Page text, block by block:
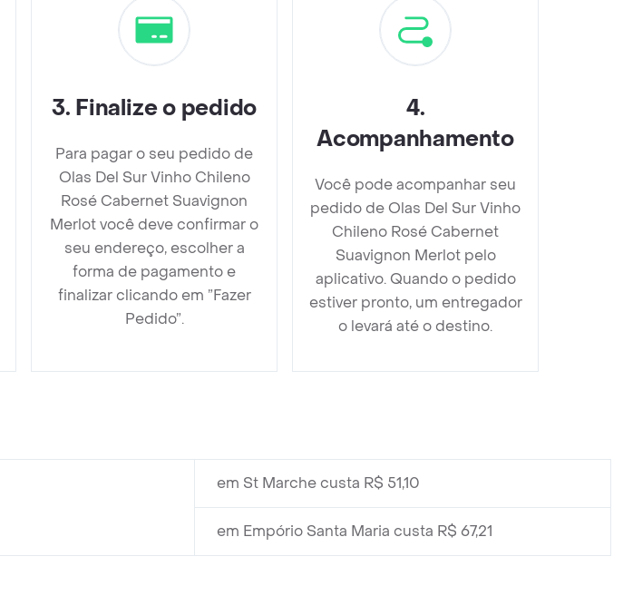
3. Finalize o pedido
Para pagar o seu pedido de
Olas Del Sur Vinho Chileno
Rosé Cabernet Suavignon
Merlot você deve confirmar o
seu endereço, escolher a
forma de pagamento e
finalizar clicando em ”Fazer
Pedido”.
4.
Acompanhamento
Você pode acompanhar seu
pedido de Olas Del Sur Vinho
Chileno Rosé Cabernet
Suavignon Merlot pelo
aplicativo. Quando o pedido
estiver pronto, um entregador
o levará até o destino.
em St Marche custa R$ 51,10
em Empório Santa Maria custa R$ 67,21